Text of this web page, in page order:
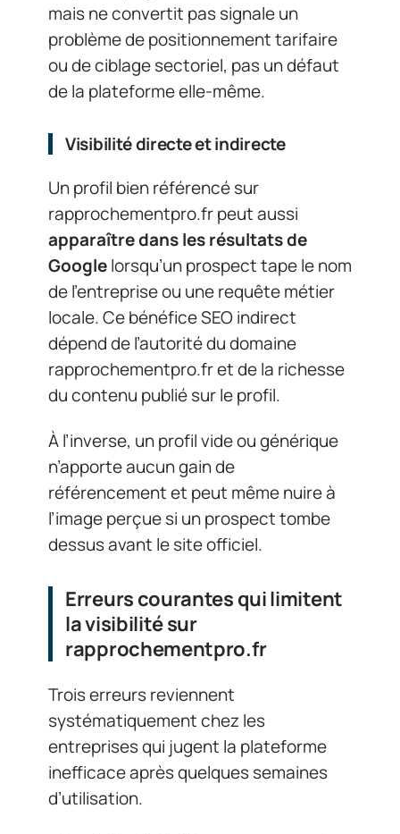
mais ne convertit pas signale un
problème de positionnement tarifaire
ou de ciblage sectoriel, pas un défaut
de la plateforme elle-même.
Visibilité directe et indirecte
Un profil bien référencé sur
rapprochementpro.fr peut aussi
apparaître dans les résultats de
Googlelorsqu’un prospect tape le nom
de l’entreprise ou une requête métier
locale. Ce bénéfice SEO indirect
dépend de l’autorité du domaine
rapprochementpro.fr et de la richesse
du contenu publié sur le profil.
À l’inverse, un profil vide ou générique
n’apporte aucun gain de
référencement et peut même nuire à
l’image perçue si un prospect tombe
dessus avant le site officiel.
Erreurs courantes qui limitent
la visibilité sur
rapprochementpro.fr
Trois erreurs reviennent
systématiquement chez les
entreprises qui jugent la plateforme
inefficace après quelques semaines
d’utilisation.